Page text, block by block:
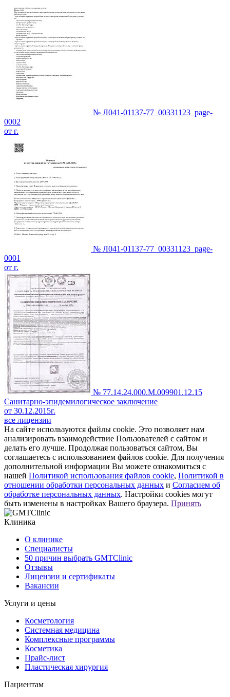
№ Л041-01137-77_00331123_page-
0002
от г.
№ Л041-01137-77_00331123_page-
0001
от г.
№ 77.14.24.000.М.009901.12.15
Санитарно-эпидемилогическое заключение
от 30.12.2015г.
все лицензии
На сайте используются файлы cookie. Это позволяет нам
анализировать взаимодействие Пользователей с сайтом и
делать его лучше. Продолжая пользоваться сайтом, Вы
соглашаетесь с использованием файлов cookie. Для получения
дополнительной информации Вы можете ознакомиться с
нашей Политикой использования файлов cookie, Политикой в
отношении обработки персональных данных и Согласием об
обработке персональных данных. Настройки cookies могут
быть изменены в настройках Вашего браузера. Принять
Клиника
О клинике
Специалисты
50 причин выбрать GMTClinic
Отзывы
Лицензии и сертификаты
Вакансии
Услуги и цены
Косметология
Системная медицина
Комплексные программы
Косметика
Прайс-лист
Пластическая хирургия
Пациентам